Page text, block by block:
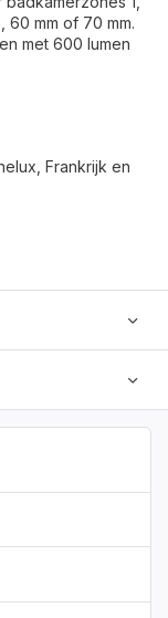
60 mm of 70 mm.
met 600 lumen
Frankrijk en